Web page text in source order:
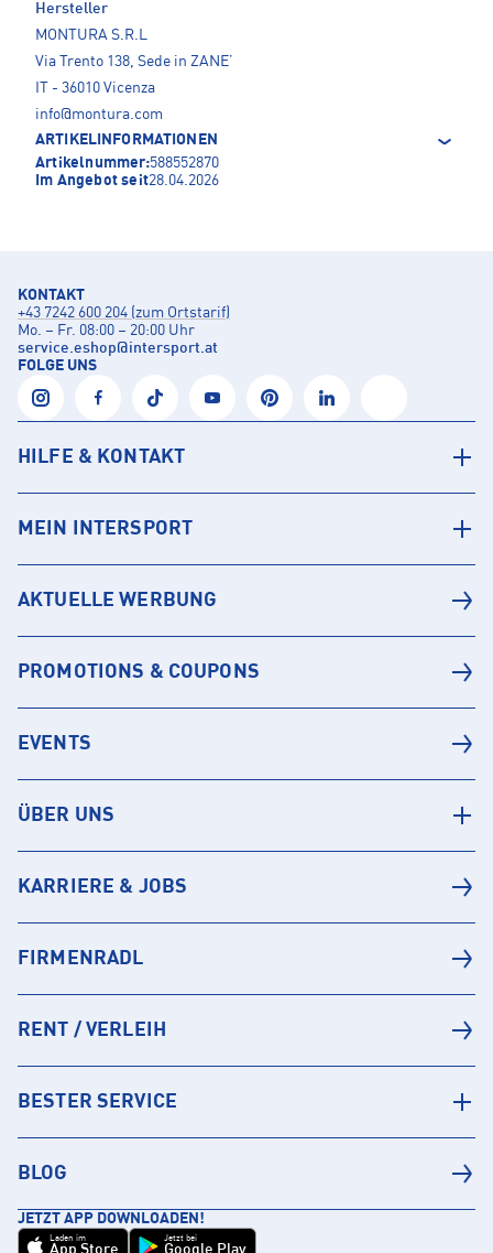
Hersteller
MONTURA S.R.L
Via Trento 138, Sede in ZANE’
IT - 36010 Vicenza
info@montura.com
ARTIKELINFORMATIONEN
Artikelnummer:588552870
Im Angebot seit28.04.2026
KONTAKT
+43 7242 600 204 (zum Ortstarif)
Mo. – Fr. 08:00 – 20:00 Uhr
service.eshop@intersport.at
FOLGE UNS
HILFE & KONTAKT
MEIN INTERSPORT
AKTUELLE WERBUNG
PROMOTIONS & COUPONS
EVENTS
ÜBER UNS
KARRIERE & JOBS
FIRMENRADL
RENT / VERLEIH
BESTER SERVICE
BLOG
JETZT APP DOWNLOADEN!
Laden im Jetzt bei